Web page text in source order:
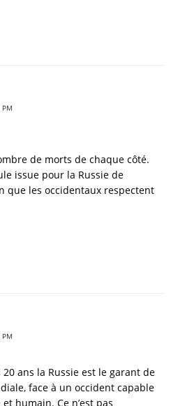
de morts de chaque côté.
issue pour la Russie de
que les occidentaux respectent
ans la Russie est le garant de
face à un occident capable
humain. Ce n’est pas